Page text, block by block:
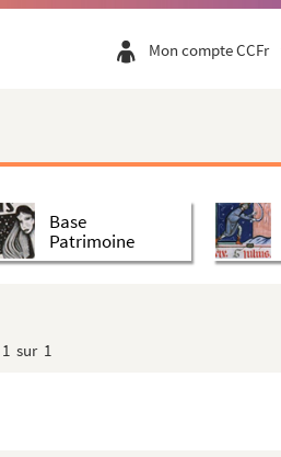
Mon compte CCFr
Base
Patrimoine
1 sur 1